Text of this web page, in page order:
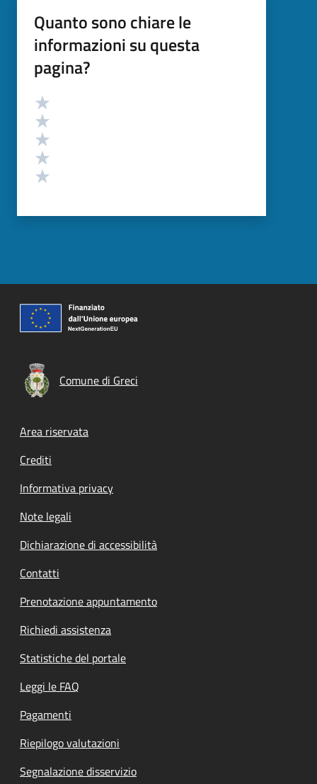
Quanto sono chiare le
informazioni su questa
pagina?
Valutazione
Comune di Greci
Footer menu
Area riservata
Crediti
Informativa privacy
Note legali
Dichiarazione di accessibilità
Contatti
Prenotazione appuntamento
Richiedi assistenza
Statistiche del portale
Leggi le FAQ
Pagamenti
Riepilogo valutazioni
Segnalazione disservizio